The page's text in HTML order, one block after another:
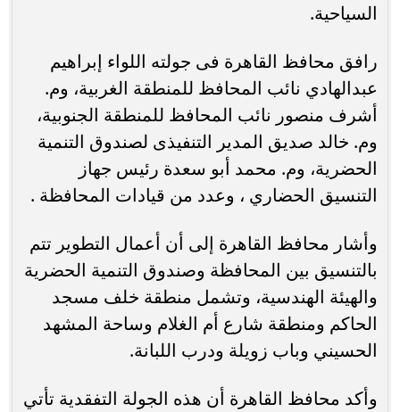
السياحية.
رافق محافظ القاهرة فى جولته اللواء إبراهيم
عبدالهادي نائب المحافظ للمنطقة الغربية، وم.
أشرف منصور نائب المحافظ للمنطقة الجنوبية،
وم. خالد صديق المدير التنفيذى لصندوق التنمية
الحضرية، وم. محمد أبو سعدة رئيس جهاز
التنسيق الحضاري ، وعدد من قيادات المحافظة .
وأشار محافظ القاهرة إلى أن أعمال التطوير تتم
بالتنسيق بين المحافظة وصندوق التنمية الحضرية
والهيئة الهندسية، وتشمل منطقة خلف مسجد
الحاكم ومنطقة شارع أم الغلام وساحة المشهد
الحسيني وباب زويلة ودرب اللبانة.
وأكد محافظ القاهرة أن هذه الجولة التفقدية تأتي